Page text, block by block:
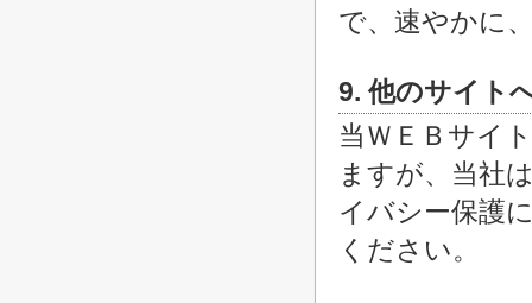
で、速やかに
9. 他のサイト
当ＷＥＢサイ
ますが、当社
イバシー保護
ください。